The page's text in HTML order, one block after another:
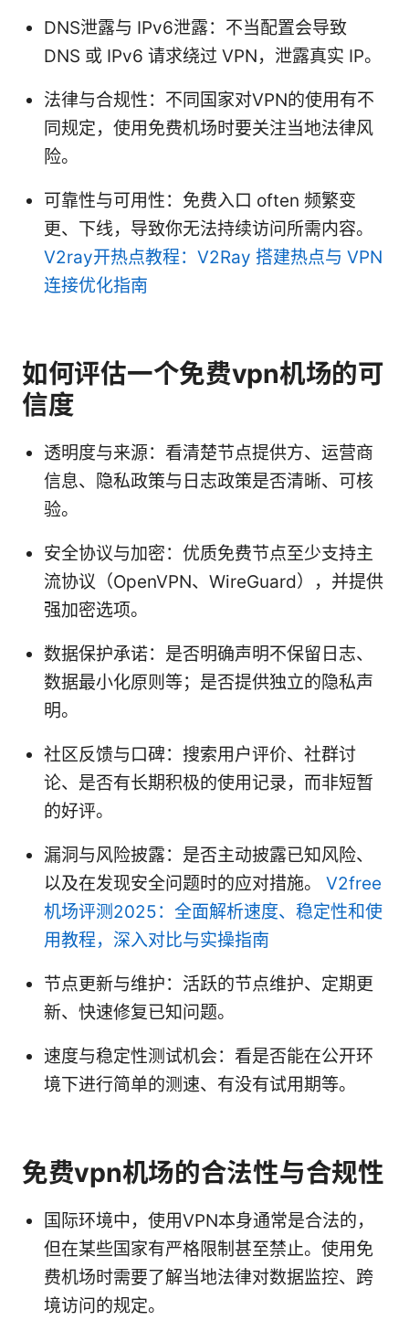
DNS泄露与 IPv6泄露：不当配置会导致
DNS 或 IPv6 请求绕过 VPN，泄露真实 IP。
法律与合规性：不同国家对VPN的使用有不
同规定，使用免费机场时要关注当地法律风
险。
可靠性与可用性：免费入口 often 频繁变
更、下线，导致你无法持续访问所需内容。
V2ray开热点教程：V2Ray 搭建热点与 VPN
连接优化指南
如何评估一个免费vpn机场的可
信度
透明度与来源：看清楚节点提供方、运营商
信息、隐私政策与日志政策是否清晰、可核
验。
安全协议与加密：优质免费节点至少支持主
流协议（OpenVPN、WireGuard），并提供
强加密选项。
数据保护承诺：是否明确声明不保留日志、
数据最小化原则等；是否提供独立的隐私声
明。
社区反馈与口碑：搜索用户评价、社群讨
论、是否有长期积极的使用记录，而非短暂
的好评。
漏洞与风险披露：是否主动披露已知风险、
以及在发现安全问题时的应对措施。 V2free
机场评测2025：全面解析速度、稳定性和使
用教程，深入对比与实操指南
节点更新与维护：活跃的节点维护、定期更
新、快速修复已知问题。
速度与稳定性测试机会：看是否能在公开环
境下进行简单的测速、有没有试用期等。
免费vpn机场的合法性与合规性
国际环境中，使用VPN本身通常是合法的，
但在某些国家有严格限制甚至禁止。使用免
费机场时需要了解当地法律对数据监控、跨
境访问的规定。